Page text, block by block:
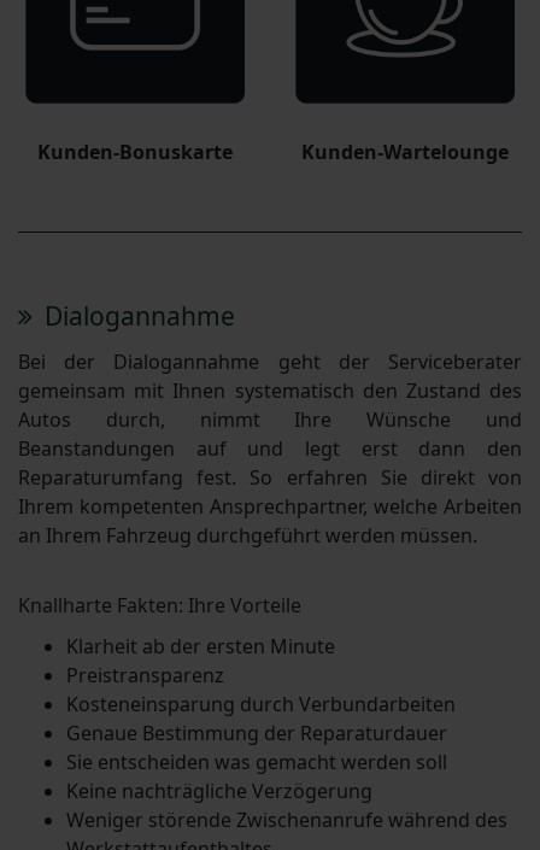
Kunden-Bonuskarte Kunden-Wartelounge
Dialogannahme
Bei der Dialogannahme geht der Serviceberater
gemeinsam mit Ihnen systematisch den Zustand des
Autos durch, nimmt Ihre Wünsche und
Beanstandungen auf und legt erst dann den
Reparaturumfang fest. So erfahren Sie direkt von
Ihrem kompetenten Ansprechpartner, welche Arbeiten
an Ihrem Fahrzeug durchgeführt werden müssen.
Knallharte Fakten: Ihre Vorteile
Klarheit ab der ersten Minute
Preistransparenz
Kosteneinsparung durch Verbundarbeiten
Genaue Bestimmung der Reparaturdauer
Sie entscheiden was gemacht werden soll
Keine nachträgliche Verzögerung
Weniger störende Zwischenanrufe während des